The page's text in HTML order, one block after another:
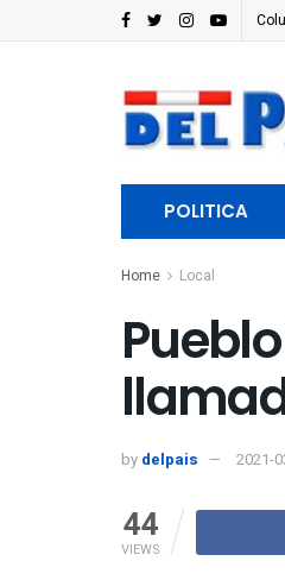
POLITICA
Home Local
by delpais 2021-
44
VIEWS